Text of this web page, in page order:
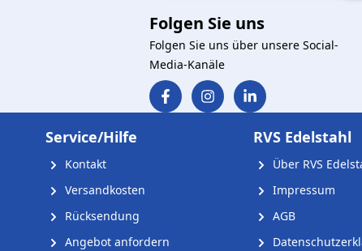
Folgen Sie uns
Folgen Sie uns über unsere Social-
Media-Kanäle
Service/Hilfe
Kontakt
Versandkosten
Rücksendung
Angebot anfordern
RVS Edelstahl
Über RVS
Impressum
AGB